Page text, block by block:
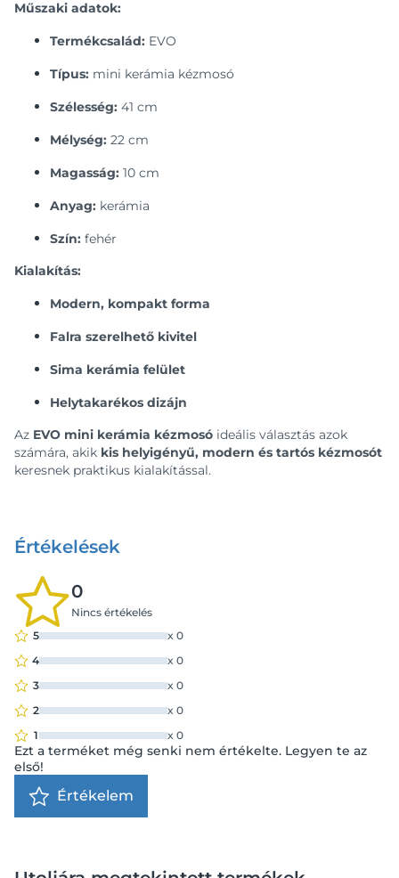
Műszaki adatok:
Termékcsalád: EVO
Típus: mini kerámia kézmosó
Szélesség: 41 cm
Mélység: 22 cm
Magasság: 10 cm
Anyag: kerámia
Szín: fehér
Kialakítás:
Modern, kompakt forma
Falra szerelhető kivitel
Sima kerámia felület
Helytakarékos dizájn
Az EVO mini kerámia kézmosó ideális választás azok
számára, akik kis helyigényű, modern és tartós kézmosót
keresnek praktikus kialakítással.
Értékelések
0
Nincs értékelés
5
x 0
4
x 0
3
x 0
2
x 0
1
x 0
Ezt a terméket még senki nem értékelte. Legyen te az
első!
Értékelem